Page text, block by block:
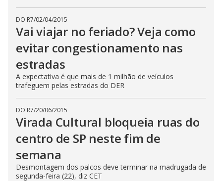
DO R7/02/04/2015
Vai viajar no feriado? Veja como
evitar congestionamento nas
estradas
A expectativa é que mais de 1 milhão de veículos
trafeguem pelas estradas do DER
DO R7/20/06/2015
Virada Cultural bloqueia ruas do
centro de SP neste fim de
semana
Desmontagem dos palcos deve terminar na madrugada de
segunda-feira (22), diz CET